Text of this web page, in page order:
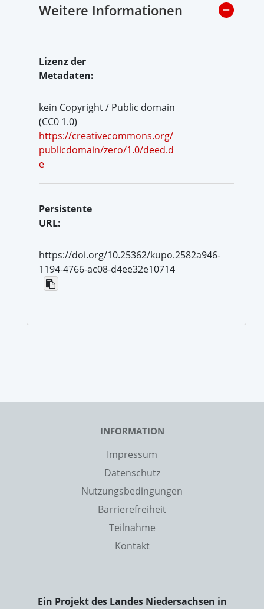
Weitere Informationen
Lizenz der
Metadaten:
kein Copyright / Public domain
(CC0 1.0)
https://creativecommons.org/
publicdomain/zero/1.0/deed.d
e
Persistente
URL:
https://doi.org/10.25362/kupo.2582a946-
1194-4766-ac08-d4ee32e10714
INFORMATION
Impressum
Datenschutz
Nutzungsbedingungen
Barrierefreiheit
Teilnahme
Kontakt
Ein Projekt des Landes Niedersachsen in